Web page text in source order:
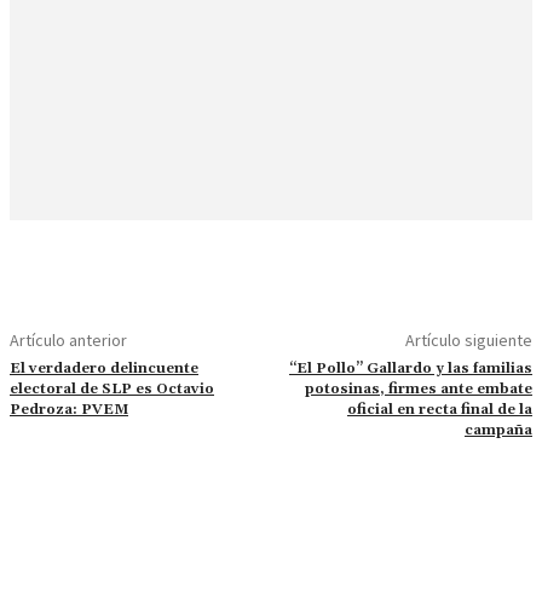
Artículo anterior
El verdadero delincuente
electoral de SLP es Octavio
Pedroza: PVEM
Artículo siguiente
“El Pollo” Gallardo y las familias
potosinas, firmes ante embate
oficial en recta final de la
campaña